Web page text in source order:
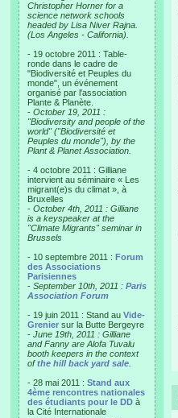
Christopher Horner for a
science network schools
headed by Lisa Niver Rajna.
(Los Angeles - California).
- 19 octobre 2011 : Table-
ronde dans le cadre de
"Biodiversité et Peuples du
monde", un événement
organisé par l'association
Plante & Planète.
- October 19, 2011 :
"Biodiversity and people of the
world" ("Biodiversité et
Peuples du monde"), by the
Plant & Planet Association.
- 4 octobre 2011 : Gilliane
intervient au séminaire « Les
migrant(e)s du climat », à
Bruxelles
- October 4th, 2011 : Gilliane
is a keyspeaker at the
"Climate Migrants" seminar in
Brussels
- 10 septembre 2011 : Forum
des Associations
Parisiennes
- September 10th, 2011 : Paris
Association Forum
- 19 juin 2011 : Stand au Vide-
Grenier sur la Butte Bergeyre
- June 19th, 2011 : Gilliane
and Fanny are Alofa Tuvalu
booth keepers in the context
ofthe hill back yard sale
- 28 mai 2011 : Stand aux
4ème rencontres nationales
des étudiants pour le DD à
la Cité Internationale